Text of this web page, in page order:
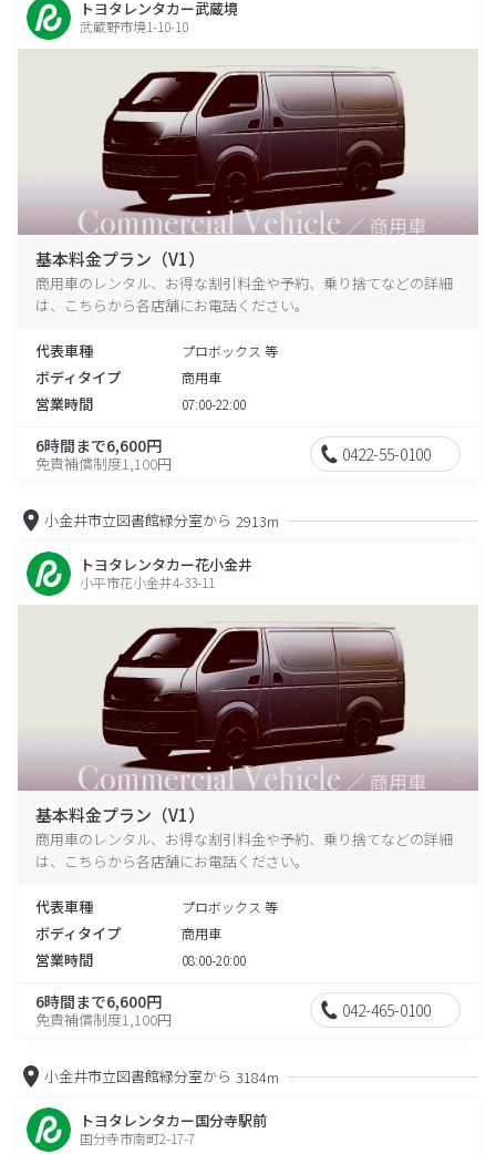
トヨタレンタカー武蔵境
武蔵野市境1-10-10
基本料金プラン（V1）
商用車のレンタル、お得な割引料金や予約、乗り捨てなどの詳細
は、こちらから各店舗にお電話ください。
代表車種 プロボックス 等
ボディタイプ 商用車
営業時間 07:00-22:00
6時間まで6,600円
免責補償制度1,100円 0422-55-0100
小金井市立図書館緑分室から 2913m
トヨタレンタカー花小金井
小平市花小金井4-33-11
基本料金プラン（V1）
商用車のレンタル、お得な割引料金や予約、乗り捨てなどの詳細
は、こちらから各店舗にお電話ください。
代表車種 プロボックス 等
ボディタイプ 商用車
営業時間 08:00-20:00
6時間まで6,600円
免責補償制度1,100円 042-465-0100
小金井市立図書館緑分室から 3184m
トヨタレンタカー国分寺駅前
国分寺市南町2-17-7